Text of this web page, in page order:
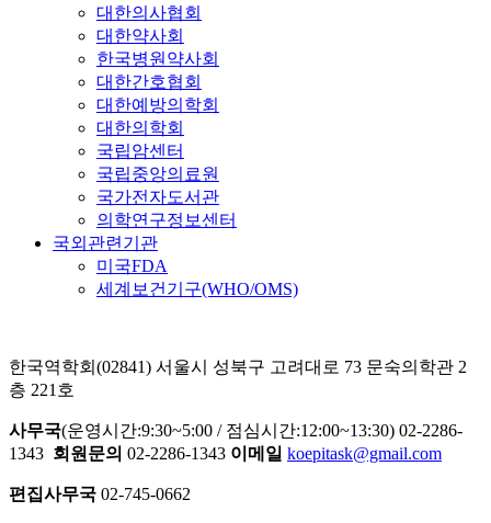
대한의사협회
대한약사회
한국병원약사회
대한간호협회
대한예방의학회
대한의학회
국립암센터
국립중앙의료원
국가전자도서관
의학연구정보센터
국외관련기관
미국FDA
세계보건기구(WHO/OMS)
한국역학회(02841) 서울시 성북구 고려대로 73 문숙의학관 2
층 221호
사무국(운영시간:9:30~5:00 / 점심시간:12:00~13:30) 02-2286-
1343 회원문의 02-2286-1343 이메일 koepitask@gmail.com
편집사무국 02-745-0662